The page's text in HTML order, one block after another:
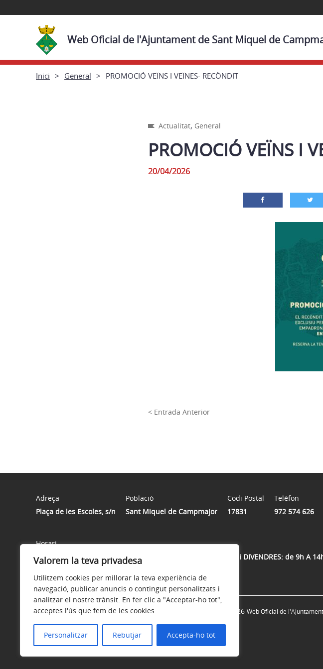
Valorem la teva privadesa
Utilitzem cookies per millorar la teva experiència de
navegació, publicar anuncis o contingut personalitzats i
analitzar el nostre trànsit. En fer clic a "Acceptar-ho tot",
acceptes l'ús que fem de les cookies.
Personalitzar Rebutjar Accepta-ho tot
Web Oficial de l'Ajuntament de Sant Miquel de
Inici General PROMOCIÓ VEÏNS I VEÏNES- RECÒNDIT
Actualitat, General
PROMOCIÓ VEÏNS I
20/04/2026
< Entrada Anterior
Adreça
Plaça de les Escoles, s/n
Població
Sant Miquel de Campmajor
Codi Postal
17831
Telèfon
972 574 626
Horari
Horari atenció públic: DILLUNS, DIMARTS, DIMECRES, DIJOUS i DIVENDRES: de 9h
22 de juny al 20 de setembre, l'horari serà de matins.
Avís legal Política de privacitat © 2026 Web Oficial de